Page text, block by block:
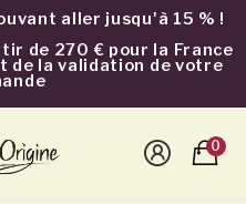
aller jusqu'à 15 % !
de 270 € pour la France
de la validation de votre
0